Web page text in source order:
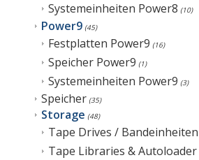
Systemeinheiten Power8 (10)
Power9 (45)
Festplatten Power9 (16)
Speicher Power9 (1)
Systemeinheiten Power9 (3)
Speicher (35)
Storage (48)
Tape Drives / Bandeinheiten
Tape Libraries & Autoloader